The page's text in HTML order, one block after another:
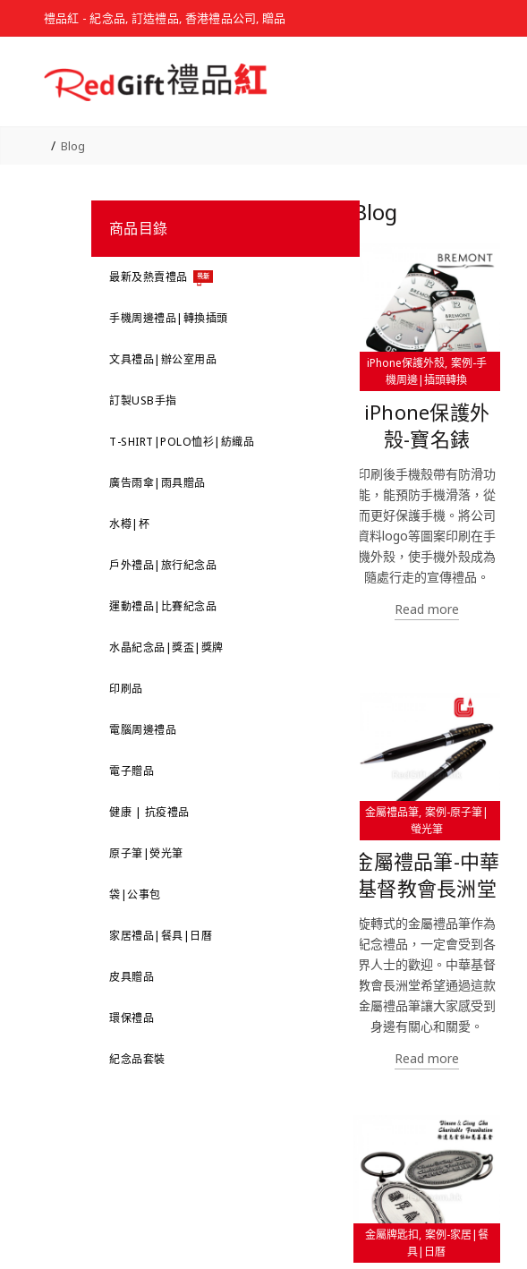
禮品紅 - 紀念品, 訂造禮品, 香港禮品公司, 贈品
Blog
商品目錄
最新及熱賣禮品 最新
手機周邊禮品|轉換插頭
文具禮品|辦公室用品
訂製USB手指
T-SHIRT|POLO恤衫|紡織品
廣告雨傘|雨具贈品
水樽|杯
戶外禮品|旅行紀念品
運動禮品|比賽紀念品
水晶紀念品|獎盃|獎牌
印刷品
電腦周邊禮品
電子贈品
健康 | 抗疫禮品
原子筆|熒光筆
袋|公事包
家居禮品|餐具|日曆
皮具贈品
環保禮品
紀念品套裝
Blog
iPhone保護外殼 案例-手
機周邊|插頭轉換
iPhone保護外
殼-寶名錶
印刷後手機殼帶有防滑功
能，能預防手機滑落，從
而更好保護手機。將公司
資料logo等圖案印刷在手
機外殼，使手機外殼成為
隨處行走的宣傳禮品。
Read more
金屬禮品筆 案例-原子筆|
螢光筆
金屬禮品筆-中華
基督教會長洲堂
旋轉式的金屬禮品筆作為
紀念禮品，一定會受到各
界人士的歡迎。中華基督
教會長洲堂希望通過這款
金屬禮品筆讓大家感受到
身邊有關心和關愛。
Read more
金屬牌匙扣 案例-家居|餐
具|日曆